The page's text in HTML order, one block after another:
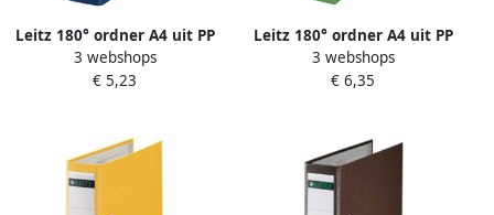
Leitz 180° ordner A4 uit PP
rug van 8 cm blauw
3 webshops
€ 5,23
Leitz 180° ordner A4 uit PP
rug van 5 cm lichtgroen
3 webshops
€ 6,35